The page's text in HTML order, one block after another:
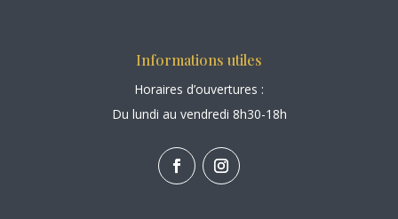
Informations utiles
Horaires d’ouvertures :
Du lundi au vendredi 8h30-18h